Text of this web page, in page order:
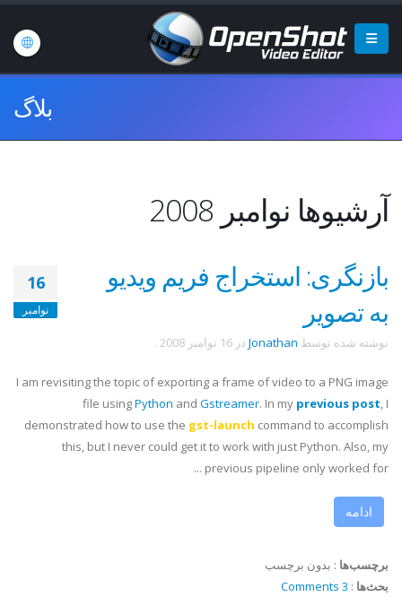
بلاگ
آرشیوها نوامبر 2008
16
نوامبر
بازنگری: استخراج فریم ویدیو
به تصویر
نوشته شده توسط Jonathan در 16 نوامبر 2008 .
I am revisiting the topic of exporting a frame of video to a PNG image
file usingPython and Gstreamer. In my previous post, I
demonstrated how to use the gst-launch command to accomplish
this, but I never could get it to work with just Python. Also, my
previous pipeline only worked for ...
ادامه
برچسب‌ها : بدون برچسب
بحث‌ها :
3 Comments